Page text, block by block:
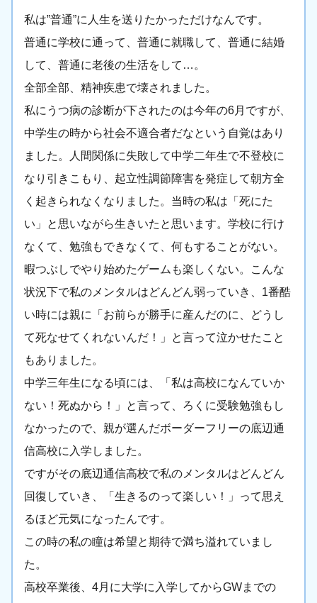
私は”普通”に人生を送りたかっただけなんです。
普通に学校に通って、普通に就職して、普通に結婚
して、普通に老後の生活をして…。
全部全部、精神疾患で壊されました。
私にうつ病の診断が下されたのは今年の6月ですが、
中学生の時から社会不適合者だなという自覚はあり
ました。人間関係に失敗して中学二年生で不登校に
なり引きこもり、起立性調節障害を発症して朝方全
く起きられなくなりました。当時の私は「死にた
い」と思いながら生きいたと思います。学校に行け
なくて、勉強もできなくて、何もすることがない。
暇つぶしでやり始めたゲームも楽しくない。こんな
状況下で私のメンタルはどんどん弱っていき、1番酷
い時には親に「お前らが勝手に産んだのに、どうし
て死なせてくれないんだ！」と言って泣かせたこと
もありました。
中学三年生になる頃には、「私は高校になんていか
ない！死ぬから！」と言って、ろくに受験勉強もし
なかったので、親が選んだボーダーフリーの底辺通
信高校に入学しました。
ですがその底辺通信高校で私のメンタルはどんどん
回復していき、「生きるのって楽しい！」って思え
るほど元気になったんです。
この時の私の瞳は希望と期待で満ち溢れていまし
た。
高校卒業後、4月に大学に入学してからGWまでの